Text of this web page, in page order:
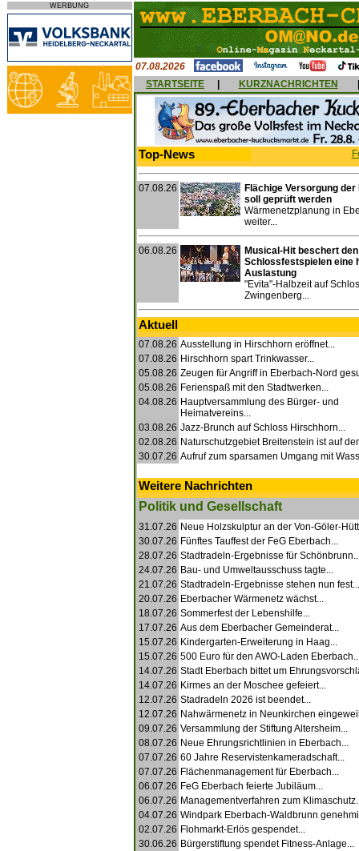
WERBUNG
07.08.2026
STARTSEITE
KURZNACHRICHTEN
Top-News
07.08.26
Flächige Versorgung
soll geprüft werden
Wärmenetzplanung in
weiter...
06.08.26
Musical-Hit beschert den
Schlossfestspielen eine
Auslastung
"Evita"-Halbzeit auf
Zwingenberg...
Aktuell
07.08.26 Ausstellung in Hirschhorn eröffnet...
07.08.26 Hirschhorn spart Trinkwasser...
05.08.26 Zeugen für Angriff in Eberbach-Nord
05.08.26 Ferienspaß mit den Stadtwerken...
04.08.26 Hauptversammlung des Bürger- und
Heimatvereins...
03.08.26 Jazz-Brunch auf Schloss Hirschhorn...
02.08.26 Naturschutzgebiet Breitenstein ist auf
30.07.26 Aufruf zum sparsamen Umgang mit
Weitere Nachrichten
Politik und Gesellschaft
31.07.26 Neue Holzskulptur an der Von-Göler-
30.07.26 Fünftes Tauffest der FeG Eberbach...
28.07.26 Stadtradeln-Ergebnisse für
24.07.26 Bau- und Umweltausschuss tagte...
21.07.26 Stadtradeln-Ergebnisse stehen nun fest...
20.07.26 Eberbacher Wärmenetz wächst...
18.07.26 Sommerfest der Lebenshilfe...
17.07.26 Aus dem Eberbacher Gemeinderat...
15.07.26 Kindergarten-Erweiterung in Haag...
15.07.26 500 Euro für den AWO-Laden
14.07.26 Stadt Eberbach bittet um
14.07.26 Kirmes an der Moschee gefeiert...
12.07.26 Stadradeln 2026 ist beendet...
12.07.26 Nahwärmenetz in Neunkirchen
09.07.26 Versammlung der Stiftung Altersheim...
08.07.26 Neue Ehrungsrichtlinien in Eberbach...
07.07.26 60 Jahre Reservistenkameradschaft...
07.07.26 Flächenmanagement für Eberbach...
06.07.26 FeG Eberbach feierte Jubiläum...
06.07.26 Managementverfahren zum
04.07.26 Windpark Eberbach-Waldbrunn
02.07.26 Flohmarkt-Erlös gespendet...
30.06.26 Bürgerstiftung spendet Fitness-Anlage...